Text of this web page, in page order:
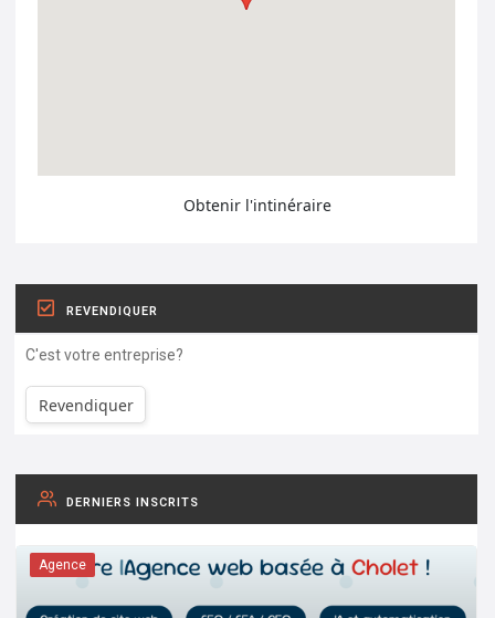
Obtenir l'intinéraire
REVENDIQUER
C'est votre entreprise?
Revendiquer
DERNIERS INSCRITS
Agence